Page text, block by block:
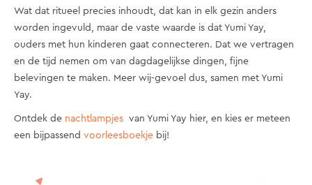
Wat dat ritueel precies inhoudt, dat kan in elk gezin anders
worden ingevuld, maar de vaste waarde is dat Yumi Yay,
ouders met hun kinderen gaat connecteren. Dat we vertragen
en de tijd nemen om van dagdagelijkse dingen, fijne
belevingen te maken. Meer wij-gevoel dus, samen met Yumi
Yay.
Ontdek de nachtlampjes van Yumi Yay hier, en kies er meteen
een bijpassend voorleesboekje bij!